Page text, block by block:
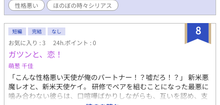
性格悪い
ほのぼの時々シリアス
8
短編 完結 なし
お気に入り : 3 24h.ポイント : 0
ガツンと、恋！
萌葱 千佳
「こんな性格悪い天使が俺のパートナー！？嘘だろ！？」 新米悪
魔レオと、新米天使ケイ。 研修でペアを組むことになった最悪に
噛み合わない彼らは、口喧嘩ばかりしながらも、互いを認め、支